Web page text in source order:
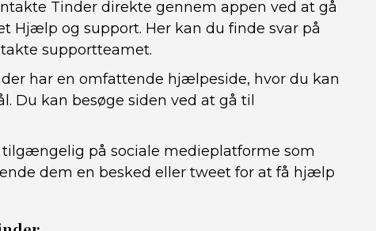
Tinder direkte gennem appen ved at gå
Hjælp og support. Her kan du finde svar på
supportteamet.
har en omfattende hjælpeside, hvor du kan
Du kan besøge siden ved at gå til
tilgængelig på sociale medieplatforme som
dem en besked eller tweet for at få hjælp